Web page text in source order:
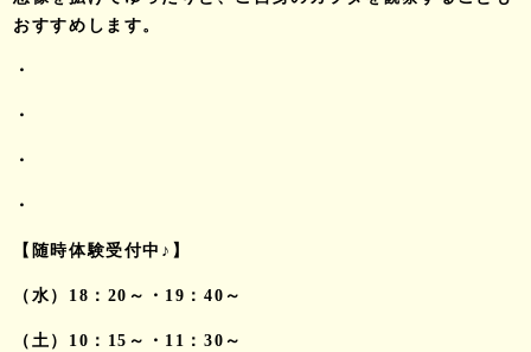
おすすめします。
・
・
・
・
【随時体験受付中♪】
（水）18：20～・19：40～
（土）10：15～・11：30～